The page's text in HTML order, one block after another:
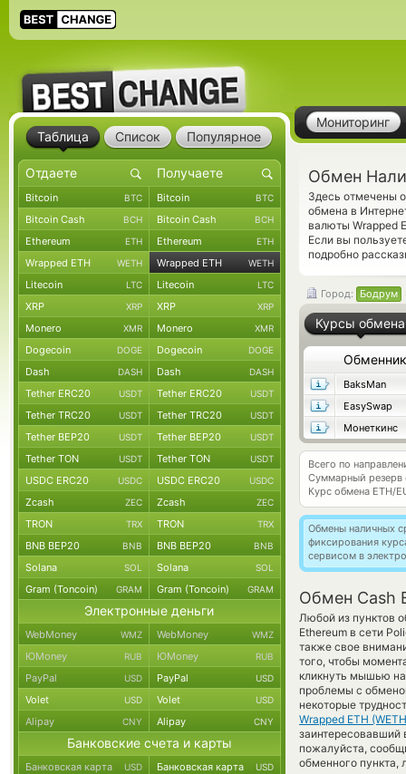
Мониторинг
Обмен
Здесь отмечены
обмена в
валюты Wrapped
Если вы
подробно
Город: Бодрум
Курсы обмена
Обменник
BaksMan
EasySwap
Монеткинс
Всего по
Суммарный резерв
Курс обмена ETH/
Обмены наличных
фиксирования
сервисом в
Обмен Cash
Любой из пунктов
Ethereum в сети
также свое
того, чтобы
кликнуть мышью на
проблемы с
некоторые
Wrapped ETH
заинтересовавший
пожалуйста,
обменного пункта,
Таблица Список Популярное
Bitcoin BTC Bitcoin BTC
Bitcoin Cash BCH Bitcoin Cash BCH
Ethereum ETH Ethereum ETH
Wrapped ETH WETH Wrapped ETH WETH
Litecoin LTC Litecoin LTC
XRP XRP XRP XRP
Monero XMR Monero XMR
Dogecoin DOGE Dogecoin DOGE
Dash DASH Dash DASH
Tether ERC20 USDT Tether ERC20 USDT
Tether TRC20 USDT Tether TRC20 USDT
Tether BEP20 USDT Tether BEP20 USDT
Tether TON USDT Tether TON USDT
USDC ERC20 USDC USDC ERC20 USDC
Zcash ZEC Zcash ZEC
TRON TRX TRON TRX
BNB BEP20 BNB BNB BEP20 BNB
Solana SOL Solana SOL
Gram (Toncoin) GRAM Gram (Toncoin) GRAM
Электронные деньги
WebMoney WMZ WebMoney WMZ
ЮMoney RUB ЮMoney RUB
PayPal USD PayPal USD
Volet USD Volet USD
Alipay CNY Alipay CNY
Банковские счета и карты
Банковская карта USD Банковская карта USD